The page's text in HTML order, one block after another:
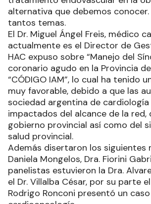
alternativa que debemos
tantos temas.
El Dr. Miguel Ángel Freis, médico
actualmente es el Director de
HAC expuso sobre “Manejo del
coronario agudo en la Provincia
“CÓDIGO IAM”, lo cual ha tenido
muy favorable, debido a que las
sociedad argentina de
impactados del alcance de la red,
gobierno provincial así como del
salud provincial.
Además disertaron los siguientes
Daniela Mongelos, Dra. Fiorini
panelistas estuvieron la Dra.
el Dr. Villalba César, por su parte
Rodrigo Ronconi presentó un